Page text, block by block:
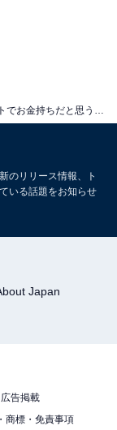
のリリース情報、ト
いる話題をお知らせ
Japan
広告掲載
商標・免責事項